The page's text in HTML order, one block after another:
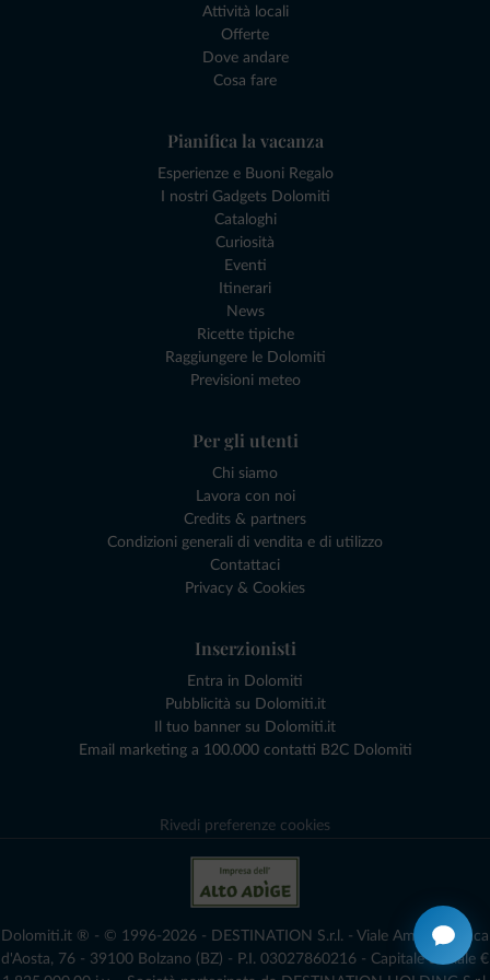
Attività locali
Offerte
Dove andare
Cosa fare
Pianifica la vacanza
Esperienze e Buoni Regalo
I nostri Gadgets Dolomiti
Cataloghi
Curiosità
Eventi
Itinerari
News
Ricette tipiche
Raggiungere le Dolomiti
Previsioni meteo
Per gli utenti
Chi siamo
Lavora con noi
Credits & partners
Condizioni generali di vendita e di utilizzo
Contattaci
Privacy & Cookies
Inserzionisti
Entra in Dolomiti
Pubblicità su Dolomiti.it
Il tuo banner su Dolomiti.it
Email marketing a 100.000 contatti B2C Dolomiti
Rivedi preferenze cookies
Dolomiti.it ® - © 1996-2026 - DESTINATION S.r.l. - Viale Amedeo Duca
d'Aosta, 76 - 39100 Bolzano (BZ) - P.I. 03027860216 - Capitale Sociale €